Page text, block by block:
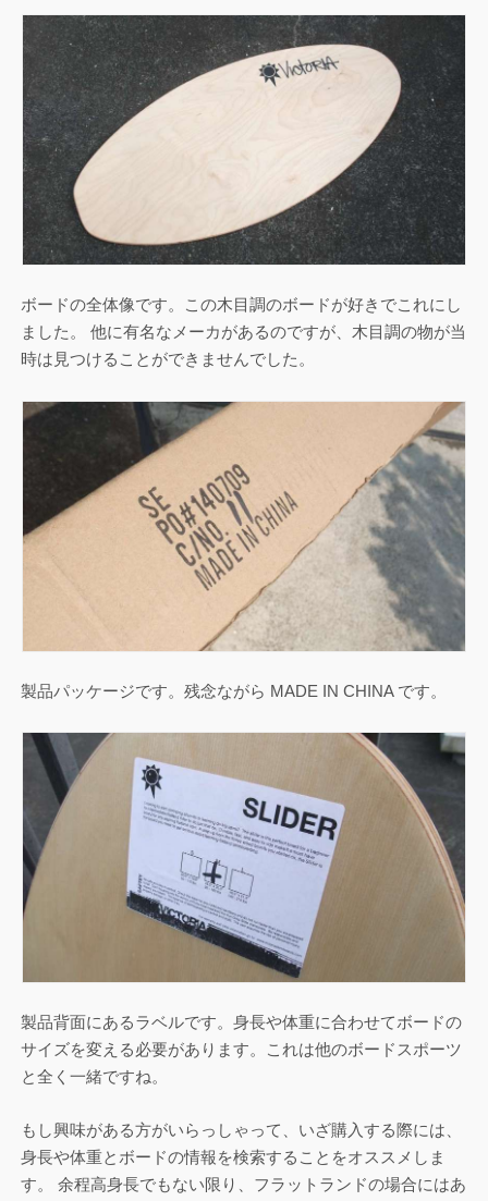
ボードの全体像です。この木目調のボードが好きでこれにし
ました。 他に有名なメーカがあるのですが、木目調の物が当
時は見つけることができませんでした。
製品パッケージです。残念ながら MADE IN CHINA です。
製品背面にあるラベルです。身長や体重に合わせてボードの
サイズを変える必要があります。これは他のボードスポーツ
と全く一緒ですね。
もし興味がある方がいらっしゃって、いざ購入する際には、
身長や体重とボードの情報を検索することをオススメしま
す。 余程高身長でもない限り、フラットランドの場合にはあ